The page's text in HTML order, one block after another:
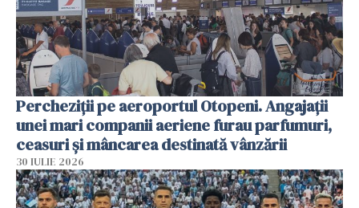
Percheziții pe aeroportul Otopeni. Angajații
unei mari companii aeriene furau parfumuri,
ceasuri și mâncarea destinată vânzării
30 IULIE 2026